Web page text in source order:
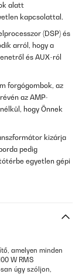
alatt
kapcsolattal.
(DSP) és
arról, hogy a
és AUX-ról
forgógombok, az
az AMP-
hogy Önnek
kizárja
pedig
egyetlen gépi
amelyen minden
W RMS
úgy szóljon,